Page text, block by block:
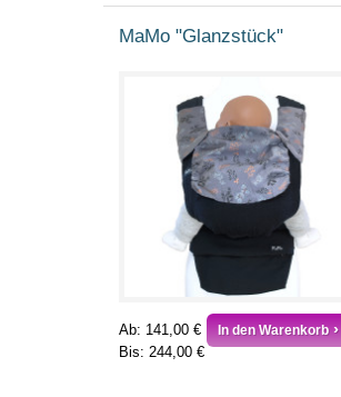
MaMo "Glanzstück"
Ab: 141,00 €
Bis: 244,00 €
In den Warenkorb